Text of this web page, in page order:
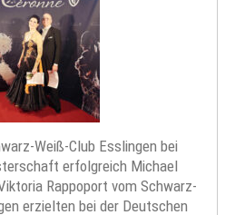
Weiß-Club Esslingen bei
erfolgreich Michael
Rappoport vom Schwarz-
erzielten bei der Deutschen